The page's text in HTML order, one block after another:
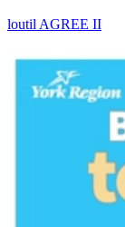
loutil AGREE II